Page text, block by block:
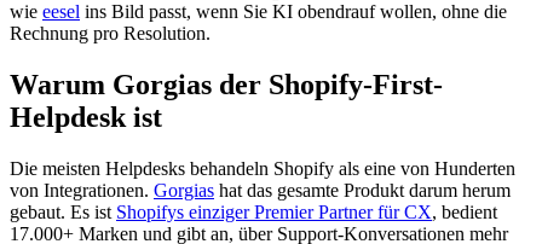
wie eesel ins Bild passt, wenn Sie KI obendrauf wollen, ohne die
Rechnung pro Resolution.
Warum Gorgias der Shopify-First-
Helpdesk ist
Die meisten Helpdesks behandeln Shopify als eine von Hunderten
von Integrationen. Gorgias hat das gesamte Produkt darum herum
gebaut. Es ist Shopifys einziger Premier Partner für CX, bedient
17.000+ Marken und gibt an, über Support-Konversationen mehr